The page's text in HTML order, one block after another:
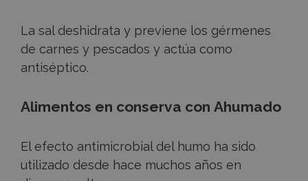
La sal deshidrata y previene los gérmenes
de carnes y pescados y actúa como
antiséptico.
Alimentos en conserva con Ahumado
El efecto antimicrobial del humo ha sido
utilizado desde hace muchos años en